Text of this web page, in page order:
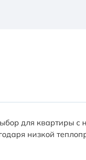
для квартиры
низкой